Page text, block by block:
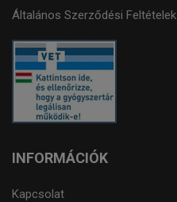
Általános Szerződési Feltételek
INFORMÁCIÓK
Kapcsolat